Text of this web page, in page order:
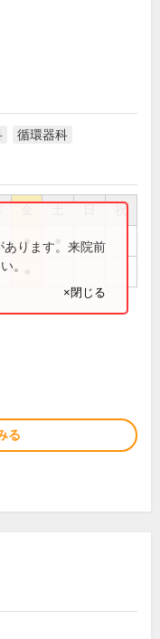
循環器科
祝
●
あります。来院前
。
×閉じる
る